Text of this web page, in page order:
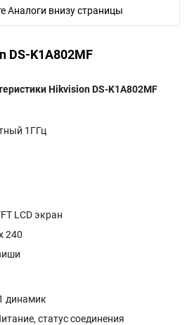
Аналоги внизу страницы
DS-K1A802MF
Hikvision DS-K1A802MF
1ГГц
LCD экран
240
динамик
статус соединения